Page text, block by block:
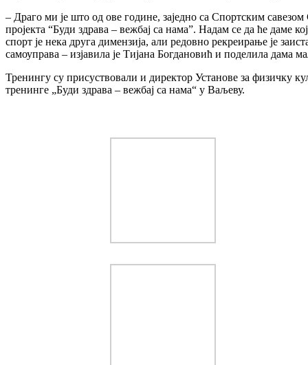
– Драго ми је што од ове године, заједно са Спортским
пројекта “Буди здрава – вежбај са нама”. Надам се да ће
спорт је нека друга димензија, али редовно рекреирање је
самоуправа – изјавила је Тијана Богдановић и поделила дама
Тренингу су присуствовали и директор Установе за физичку
тренинге „Буди здрава – вежбај са нама“ у Ваљеву.